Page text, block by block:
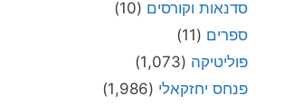
סדנאות וקורסים (10)
ספרים (11)
פוליטיקה (1,073)
פנחס יחזקאלי (1,986)